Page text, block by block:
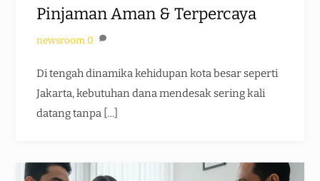
Pinjaman Aman & Terpercaya
newsroom 0
Di tengah dinamika kehidupan kota besar seperti
Jakarta, kebutuhan dana mendesak sering kali
datang tanpa […]